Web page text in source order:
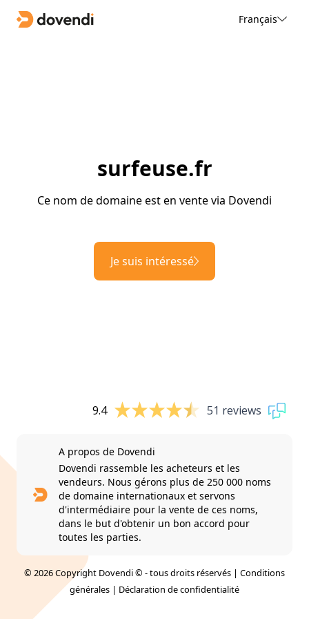
Français
surfeuse.fr
Ce nom de domaine est en vente via Dovendi
Je suis intéressé
9.4 51 reviews
A propos de Dovendi
Dovendi rassemble les acheteurs et les
vendeurs. Nous gérons plus de 250 000 noms
de domaine internationaux et servons
d'intermédiaire pour la vente de ces noms,
dans le but d'obtenir un bon accord pour
toutes les parties.
© 2026 Copyright Dovendi © - tous droits réservés | Conditions
générales | Déclaration de confidentialité